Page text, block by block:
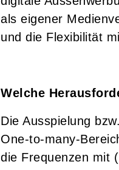
als eigener
und die Flexibilität
Welche
Die Ausspielung
One-to-many-
die Frequenzen mit